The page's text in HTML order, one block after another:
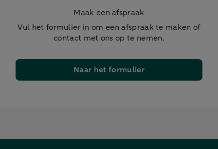
Maak een afspraak
Vul het formulier in om een afspraak te maken of
contact met ons op te nemen.
Naar het formulier